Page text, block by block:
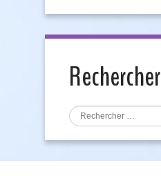
Rechercher